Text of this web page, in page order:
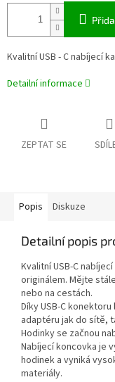
Kvalitní USB - C nabíjecí
Detailní informace
ZEPTAT SE
Popis Diskuze
Detailní popis
Kvalitní USB-C
originálem. Mějte
nebo na cestách.
Díky USB-C
adaptéru jak do sítě,
Hodinky se začnou
Nabíjecí koncovka je
hodinek a vyniká
materiály.